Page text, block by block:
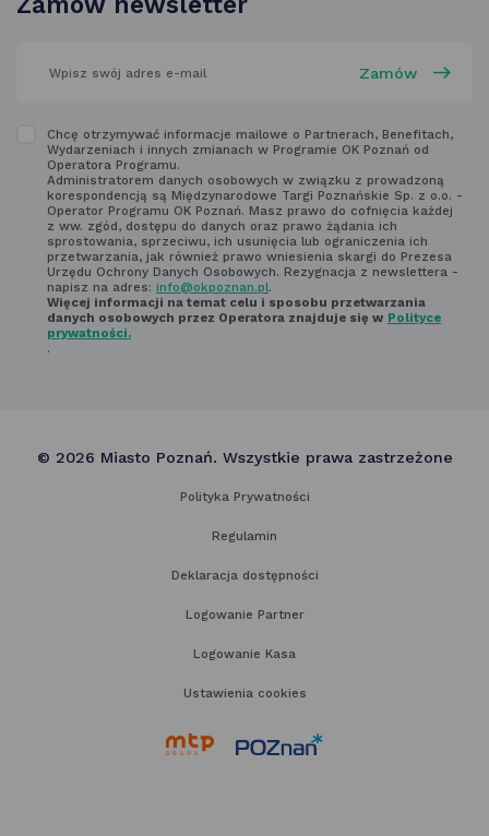
poniżej
Zapoznaj
z regulaminem
newsletter'a
Chcę otrzymywać informacje mailowe o Partnerach, Benefitach,
Wydarzeniach i innych zmianach w Programie OK Poznań od
Operatora Programu.
Administratorem danych osobowych w związku z prowadzoną
korespondencją są Międzynarodowe Targi Poznańskie Sp. z o.o. -
Operator Programu OK Poznań. Masz prawo do cofnięcia każdej
z ww. zgód, dostępu do danych oraz prawo żądania ich
sprostowania, sprzeciwu, ich usunięcia lub ograniczenia ich
przetwarzania, jak również prawo wniesienia skargi do Prezesa
Urzędu Ochrony Danych Osobowych. Rezygnacja z newslettera -
napisz na adres: info@okpoznan.pl.
Więcej informacji na temat celu i sposobu przetwarzania
danych osobowych przez Operatora znajduje się w Polityce
prywatności.
.
© 2026 Miasto Poznań. Wszystkie prawa zastrzeżone
Polityka Prywatności
Regulamin
Deklaracja dostępności
Logowanie Partner
Logowanie Kasa
Ustawienia cookies
link
link